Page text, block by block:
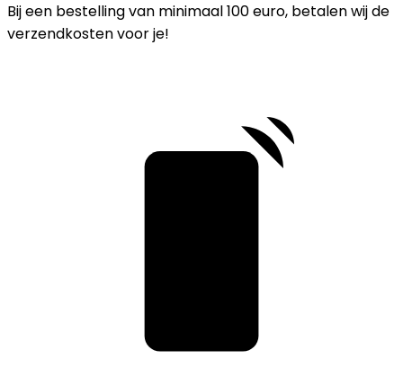
Bij een bestelling van minimaal 100 euro, betalen wij de
verzendkosten voor je!